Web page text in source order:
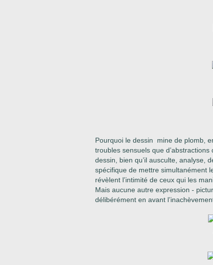
Pourquoi le dessin mine de plomb,
troubles sensuels que
dessin, bien qu’il ausculte, analyse,
spécifique de mettre simultanément
révèlent l’intimité de ceux qui les
Mais aucune autre expression -
délibérément en avant